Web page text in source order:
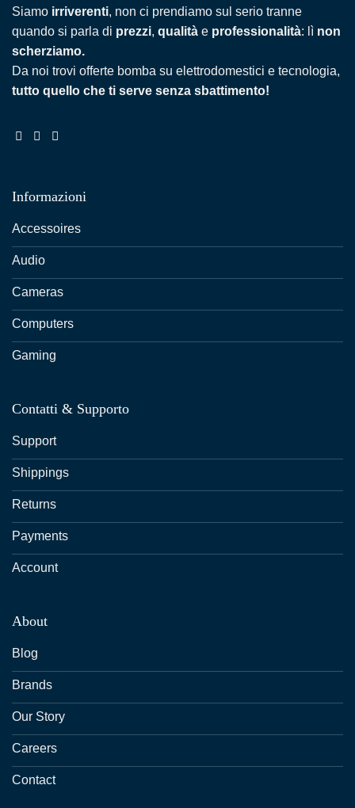
Siamo irriverenti, non ci prendiamo sul serio tranne
quando si parla di prezzi, qualità e professionalità: lì non
scherziamo.
Da noi trovi offerte bomba su elettrodomestici e tecnologia,
tutto quello che ti serve senza sbattimento!
Informazioni
Accessoires
Audio
Cameras
Computers
Gaming
Contatti & Supporto
Support
Shippings
Returns
Payments
Account
About
Blog
Brands
Our Story
Careers
Contact